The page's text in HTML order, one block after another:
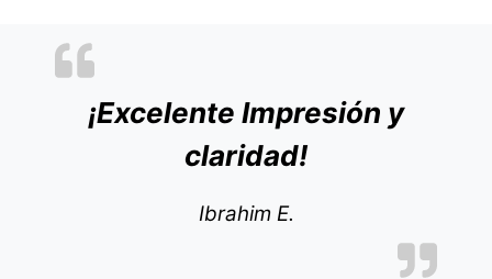
¡Excelente Impresión y
claridad!
Ibrahim E.